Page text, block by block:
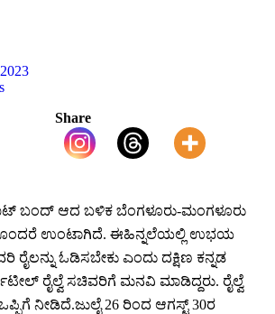
Share
ಬಂದ್ ಆದ ಬಳಿಕ ಬೆಂಗಳೂರು-ಮಂಗಳೂರು
ಉಂಟಾಗಿದೆ. ಈಹಿನ್ನಲೆಯಲ್ಲಿ ಉಭಯ
ರೈಲನ್ನು ಓಡಿಸಬೇಕು ಎಂದು ದಕ್ಷಿಣ ಕನ್ನಡ
ಕಟೀಲ್ ರೈಲ್ವೆ ಸಚಿವರಿಗೆ ಮನವಿ ಮಾಡಿದ್ದರು. ರೈಲ್ವೆ
ನೀಡಿದೆ.ಜುಲೈ26 ರಿಂದ ಆಗಸ್ಟ್30ರ